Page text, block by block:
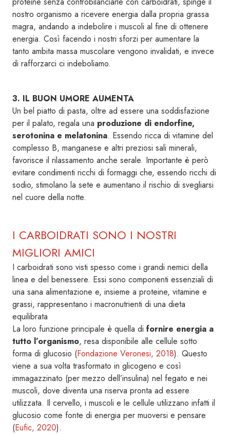
nostro organismo a ricevere energia dalla propria grassa
magra, andando a indebolire i muscoli al fine di ottenere
energia. Così facendo i nostri sforzi per aumentare la
tanto ambita massa muscolare vengono invalidati, e invece
di rafforzarci ci indeboliamo.
3. IL BUON UMORE AUMENTA
Un bel piatto di pasta, oltre ad essere una soddisfazione
per il palato, regala una produzione di endorfine,
serotonina e melatonina. Essendo ricca di vitamine del
complesso B, manganese e altri preziosi sali minerali,
favorisce il rilassamento anche serale. Importante è però
evitare condimenti ricchi di formaggi che, essendo ricchi di
sodio, stimolano la sete e aumentano il rischio di svegliarsi
nel cuore della notte.
I CARBOIDRATI SONO I NOSTRI
MIGLIORI AMICI
I carboidrati sono visti spesso come i grandi nemici della
linea e del benessere. Essi sono componenti essenziali di
una sana alimentazione e, insieme a proteine, vitamine e
grassi, rappresentano i macronutrienti di una dieta
equilibrata
La loro funzione principale è quella di fornire energia a
tutto l’organismo, resa disponibile alle cellule sotto
forma di glucosio (Fondazione Veronesi, 2018). Questo
viene a sua volta trasformato in glicogeno e così
immagazzinato (per mezzo dell’insulina) nel fegato e nei
muscoli, dove diventa una riserva pronta ad essere
utilizzata. Il cervello, i muscoli e le cellule utilizzano infatti il
glucosio come fonte di energia per muoversi e pensare
(Eufic, 2020).